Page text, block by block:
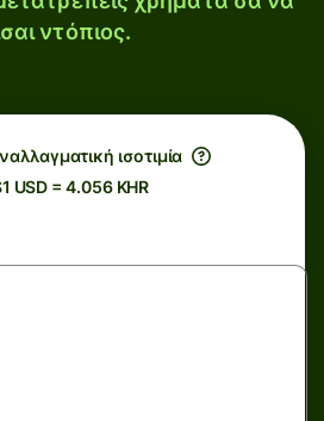
ντόπιος.
ισοτιμία
USD = 4.056 KHR